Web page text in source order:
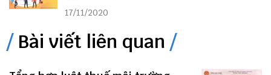
17/11/2020
Bài viết liên quan